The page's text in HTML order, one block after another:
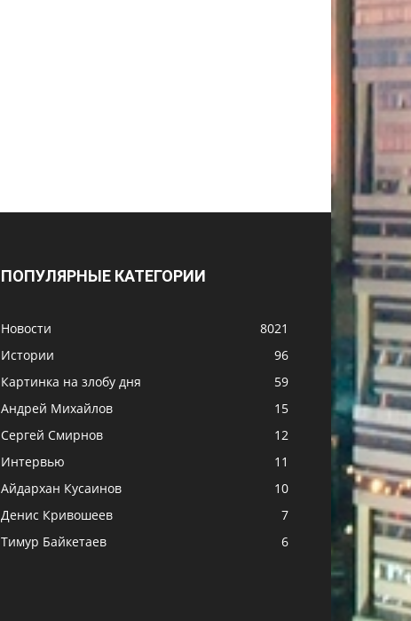
ПОПУЛЯРНЫЕ КАТЕГОРИИ
Новости
8021
Истории
96
Картинка на злобу дня
59
Андрей Михайлов
15
Сергей Смирнов
12
Интервью
11
Айдархан Кусаинов
10
Денис Кривошеев
7
Тимур Байкетаев
6